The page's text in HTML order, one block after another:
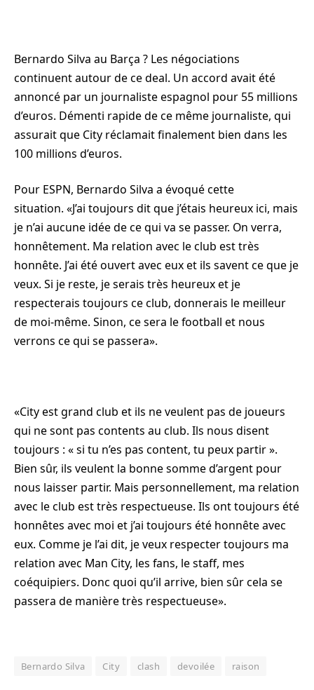
Bernardo Silva au Barça ? Les négociations
continuent autour de ce deal. Un accord avait été
annoncé par un journaliste espagnol pour 55 millions
d’euros. Démenti rapide de ce même journaliste, qui
assurait que City réclamait finalement bien dans les
100 millions d’euros.
Pour ESPN, Bernardo Silva a évoqué cette
situation. «J’ai toujours dit que j’étais heureux ici, mais
je n’ai aucune idée de ce qui va se passer. On verra,
honnêtement. Ma relation avec le club est très
honnête. J’ai été ouvert avec eux et ils savent ce que je
veux. Si je reste, je serais très heureux et je
respecterais toujours ce club, donnerais le meilleur
de moi-même. Sinon, ce sera le football et nous
verrons ce qui se passera».
«City est grand club et ils ne veulent pas de joueurs
qui ne sont pas contents au club. Ils nous disent
toujours : « si tu n’es pas content, tu peux partir ».
Bien sûr, ils veulent la bonne somme d’argent pour
nous laisser partir. Mais personnellement, ma relation
avec le club est très respectueuse. Ils ont toujours été
honnêtes avec moi et j’ai toujours été honnête avec
eux. Comme je l’ai dit, je veux respecter toujours ma
relation avec Man City, les fans, le staff, mes
coéquipiers. Donc quoi qu’il arrive, bien sûr cela se
passera de manière très respectueuse».
Bernardo Silva City clash devoilée raison